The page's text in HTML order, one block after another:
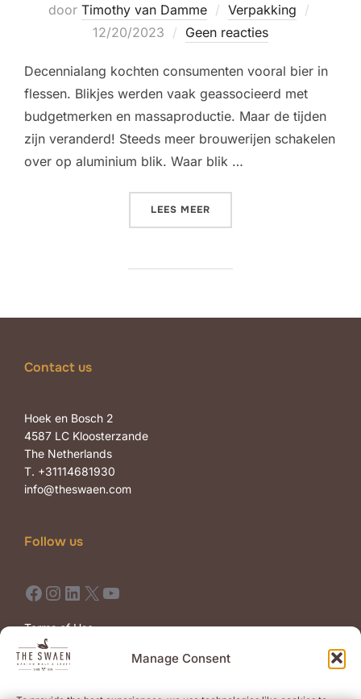
Manage Consent
door Timothy van Damme Verpakking
12/20/2023 Geen reacties
Decennialang kochten consumenten vooral bier in
flessen. Blikjes werden vaak geassocieerd met
budgetmerken en massaproductie. Maar de tijden
zijn veranderd! Steeds meer brouwerijen schakelen
over op aluminium blik. Waar blik …
LEES MEER
Contact us
Hoek en Bosch 2
4587 LC Kloosterzande
The Netherlands
T. +31114681930
info@theswaen.com
Follow us
Facebook Instagram LinkedIn X YouTube
Terms of Use
Terms of Sale